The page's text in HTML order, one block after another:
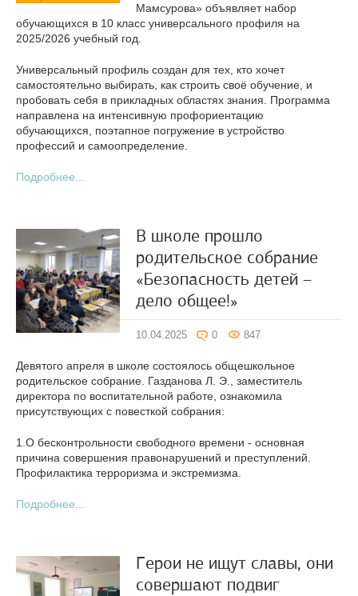
Мамсурова» объявляет набор
обучающихся в 10 класс универсального профиля на
2025/2026 учебный год.
Универсальный профиль создан для тех, кто хочет
самостоятельно выбирать, как строить своё обучение, и
пробовать себя в прикладных областях знания. Программа
направлена на интенсивную профориентацию
обучающихся, поэтапное погружение в устройство
профессий и самоопределение.
Подробнее...
В школе прошло
родительское собрание
«Безопасность детей –
дело общее!»
10.04.2025 0 847
Девятого апреля в школе состоялось общешкольное
родительское собрание. Газданова Л. Э., заместитель
директора по воспитательной работе, ознакомила
присутствующих с повесткой собрания:
1.О бесконтрольности свободного времени - основная
причина совершения правонарушений и преступлений.
Профилактика терроризма и экстремизма.
Подробнее...
Герои не ищут славы, они
совершают подвиг